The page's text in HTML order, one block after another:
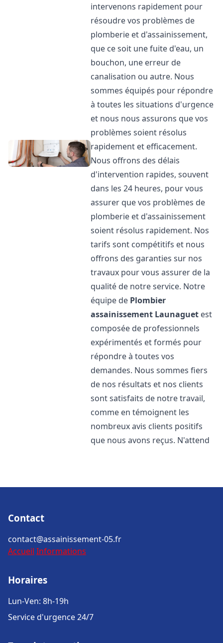
intervenons rapidement pour
résoudre vos problèmes de
plomberie et d'assainissement,
que ce soit une fuite d'eau, un
bouchon, une erreur de
canalisation ou autre. Nous
sommes équipés pour répondre
à toutes les situations d'urgence
et nous nous assurons que vos
problèmes soient résolus
rapidement et efficacement.
Nous offrons des délais
d'intervention rapides, souvent
dans les 24 heures, pour vous
assurer que vos problèmes de
plomberie et d'assainissement
soient résolus rapidement. Nos
tarifs sont compétitifs et nous
offrons des garanties sur nos
travaux pour vous assurer de la
qualité de notre service. Notre
équipe de Plombier
assainissement Launaguet est
composée de professionnels
expérimentés et formés pour
répondre à toutes vos
demandes. Nous sommes fiers
de nos résultats et nos clients
sont satisfaits de notre travail,
comme en témoignent les
nombreux avis clients positifs
que nous avons reçus. N'attend
Contact
contact@assainissement-05.fr
Accueil Informations
Horaires
Lun-Ven: 8h-19h
Service d'urgence 24/7